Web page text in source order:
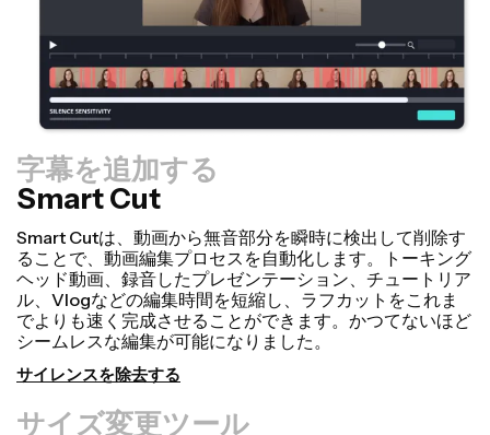
字幕を追加する
Smart Cut
サイズ変更ツール
サイズ変更キャンバス機能で、動画をより速く用途変更
し、よりプロフェッショナルに見せることができます！数
回クリックするだけで、1つの動画を、TikTok、
YouTube、Instagram、Twitter、Linkedinなど、他のあ
らゆるプラットフォームに適したサイズに調整することが
できます。
動画をサイズ変更する